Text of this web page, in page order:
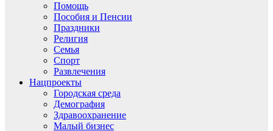
Помощь
Пособия и Пенсии
Праздники
Религия
Семья
Спорт
Развлечения
Нацпроекты
Городская среда
Демография
Здравоохранение
Малый бизнес